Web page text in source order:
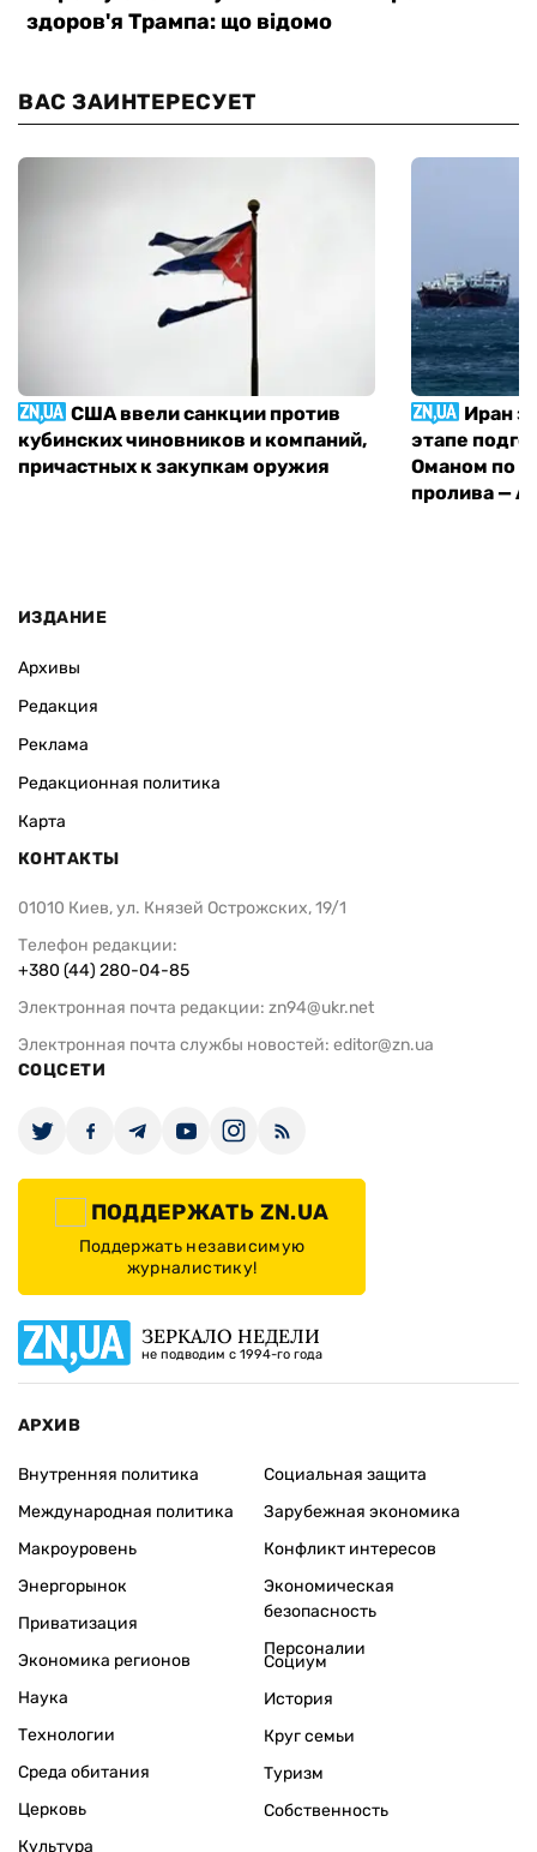
ВАС ЗАИНТЕРЕСУЕТ
США ввели санкции против
кубинских чиновников и компаний,
причастных к закупкам оружия
Иран
этапе
Оманом по
пролива —
ИЗДАНИЕ
Архивы
Редакция
Реклама
Редакционная политика
Карта
КОНТАКТЫ
01010 Киев, ул. Князей Острожских, 19/1
Телефон редакции:
+380 (44) 280-04-85
Электронная почта редакции: zn94@ukr.net
Электронная почта службы новостей: editor@zn.ua
СОЦСЕТИ
ПОДДЕРЖАТЬ ZN.UA
Поддержать независимую
журналистику!
ЗЕРКАЛО НЕДЕЛИ
не подводим с 1994-го года
АРХИВ
Внутренняя политика
Международная политика
Макроуровень
Энергорынок
Приватизация
Экономика регионов
Социальная защита
Зарубежная экономика
Конфликт интересов
Экономическая
безопасность
Персоналии
Наука
Технологии
Среда обитания
Церковь
Культура
Социум
История
Круг семьи
Туризм
Собственность